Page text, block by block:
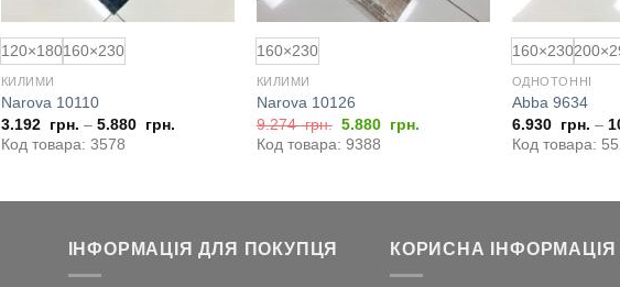
120×180160×230
КИЛИМИ
Narova 10110
3.192 грн. – 5.880 грн.
Код товара: 3578
160×230
КИЛИМИ
Narova 10126
9.274грн. Оригінальна
ціна:
9.274
5.880 грн.
Код товара: 9388
160×230
ОДНОТОННІ
Abba 9634
6.930 грн. –
Код товара:
ІНФОРМАЦІЯ ДЛЯ ПОКУПЦЯ КОРИСНА ІНФОРМАЦІЯ